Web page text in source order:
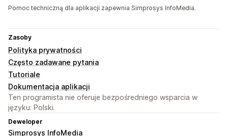
Pomoc techniczną dla aplikacji zapewnia Simprosys InfoMedia.
Zasoby
Polityka prywatności
Często zadawane pytania
Tutoriale
Dokumentacja aplikacji
Ten programista nie oferuje bezpośredniego wsparcia w
języku: Polski.
Deweloper
Simprosys InfoMedia